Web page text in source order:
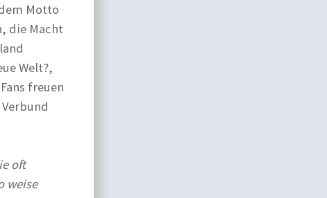
Motto
die Macht
Welt?,
freuen
oft
weise